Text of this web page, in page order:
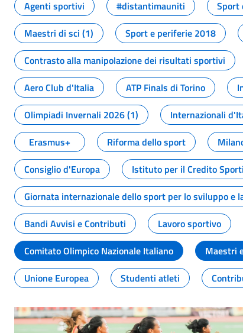
Agenti sportivi
#distantimauniti Sport
Maestri di sci (1)
Sport e periferie 2018
Contrasto alla manipolazione dei risultati sportivi
Aero Club d'Italia
ATP Finals di Torino
Olimpiadi Invernali 2026 (1)
Internazionali
Erasmus+
Riforma dello sport
Consiglio d'Europa
Istituto per il Credito
Giornata internazionale dello sport per lo sviluppo e
Bandi Avvisi e Contributi
Lavoro sportivo
Comitato Olimpico Nazionale Italiano
Maestri
Unione Europea
Studenti atleti